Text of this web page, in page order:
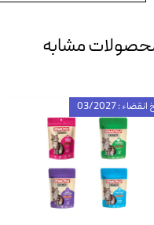
مشابه
: 03/2027